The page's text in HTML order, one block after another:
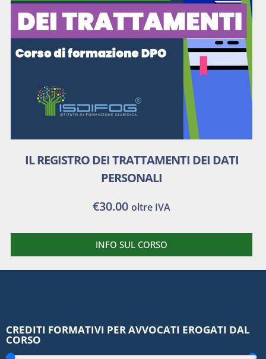
CREDITI FORMATIVI PER AVVOCATI EROGATI DAL
CORSO
IL REGISTRO DEI TRATTAMENTI DEI DATI
PERSONALI
€30.00 oltre IVA
INFO SUL CORSO